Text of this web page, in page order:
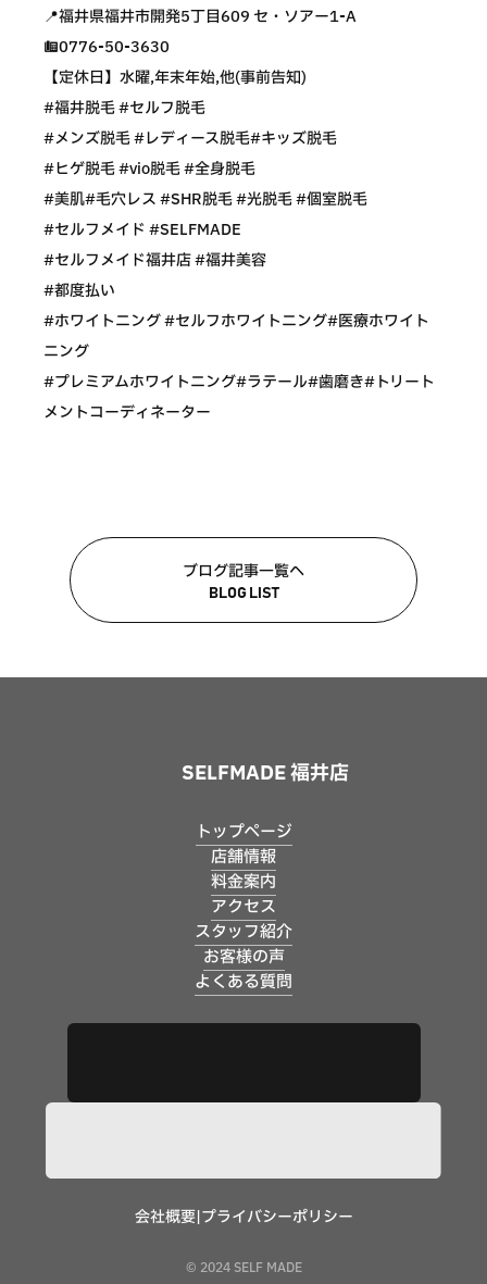
📍福井県福井市開発5丁目609 セ・ソアー1-A
☎️0776-50-3630
【定休日】水曜,年末年始,他(事前告知)
#福井脱毛 #セルフ脱毛
#メンズ脱毛 #レディース脱毛#キッズ脱毛
#ヒゲ脱毛 #vio脱毛 #全身脱毛
#美肌#毛穴レス #SHR脱毛 #光脱毛 #個室脱毛
#セルフメイド #SELFMADE
#セルフメイド福井店 #福井美容
#都度払い
#ホワイトニング #セルフホワイトニング#医療ホワイト
ニング
#プレミアムホワイトニング#ラテール#歯磨き#トリート
メントコーディネーター
ブログ記事一覧へ
BLOG LIST
SELFMADE 福井店
トップページ
店舗情報
料金案内
アクセス
スタッフ紹介
お客様の声
よくある質問
会社概要|プライバシーポリシー
© 2024 SELF MADE